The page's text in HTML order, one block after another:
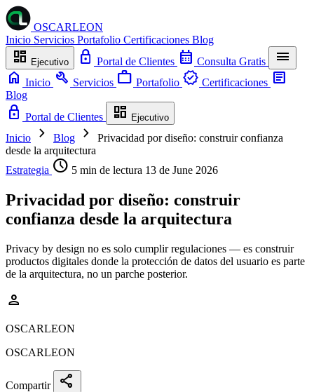
OSCARLEON
Inicio Servicios Portafolio Certificaciones Blog
dashboard Ejecutivo lock Portal de Clientes calendar_month Consulta Gratis
menu
home Inicio build Servicios work Portafolio verified Certificaciones article
Blog
lock Portal de Clientes dashboard Ejecutivo
Inicio chevron_right Blog chevron_right
Privacidad por diseño: construir confianza
desde la arquitectura
Estrategia schedule 5 min de lectura 13 de June 2026
Privacidad por diseño: construir
confianza desde la arquitectura
Privacy by design no es solo cumplir regulaciones — es construir
productos digitales donde la protección de datos del usuario es parte
de la arquitectura, no un parche posterior.
person
OSCARLEON
OSCARLEON
Compartir share